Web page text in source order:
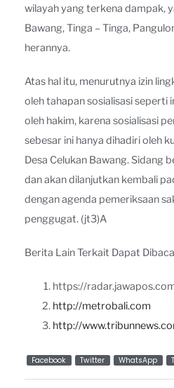
wilayah yang terkena dampak,
Bawang, Tinga – Tinga,
herannya.
Atas hal itu, menurutnya izin
oleh tahapan sosialisasi seperti
oleh hakim, karena sosialisasi
sebesar ini hanya dihadiri oleh
Desa Celukan Bawang. Sidang
dan akan dilanjutkan kembali
dengan agenda pemeriksaan
penggugat. (jt3)A
Berita Lain Terkait Dapat
https://
http://metrobali.com
http://
Facebook Twitter WhatsApp